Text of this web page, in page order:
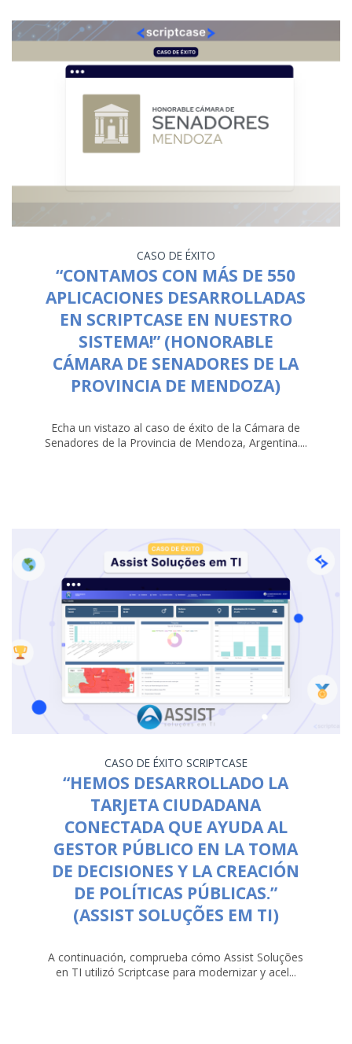
CASO DE ÉXITO
“CONTAMOS CON MÁS DE 550
APLICACIONES DESARROLLADAS
EN SCRIPTCASE EN NUESTRO
SISTEMA!” (HONORABLE
CÁMARA DE SENADORES DE LA
PROVINCIA DE MENDOZA)
Echa un vistazo al caso de éxito de la Cámara de
Senadores de la Provincia de Mendoza, Argentina....
CASO DE ÉXITO SCRIPTCASE
“HEMOS DESARROLLADO LA
TARJETA CIUDADANA
CONECTADA QUE AYUDA AL
GESTOR PÚBLICO EN LA TOMA
DE DECISIONES Y LA CREACIÓN
DE POLÍTICAS PÚBLICAS.”
(ASSIST SOLUÇÕES EM TI)
A continuación, comprueba cómo Assist Soluções
en TI utilizó Scriptcase para modernizar y acel...